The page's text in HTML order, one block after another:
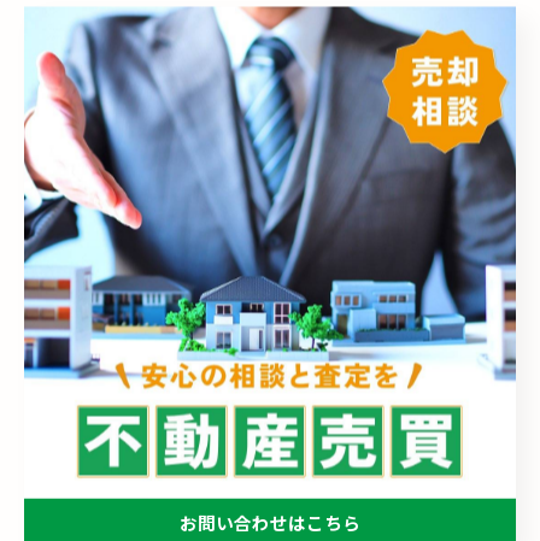
< 前のページ 一覧に戻る 次のページ >
カテゴリー Categories
全てのカテゴリー
売却
相続
空き家
買取
お問い合わせはこちら